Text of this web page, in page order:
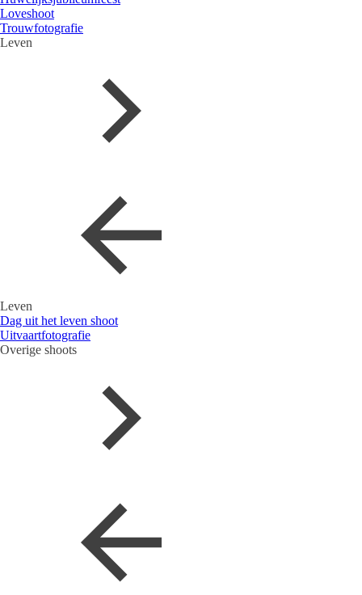
Loveshoot
Trouwfotografie
Leven
Leven
Dag uit het leven shoot
Uitvaartfotografie
Overige shoots